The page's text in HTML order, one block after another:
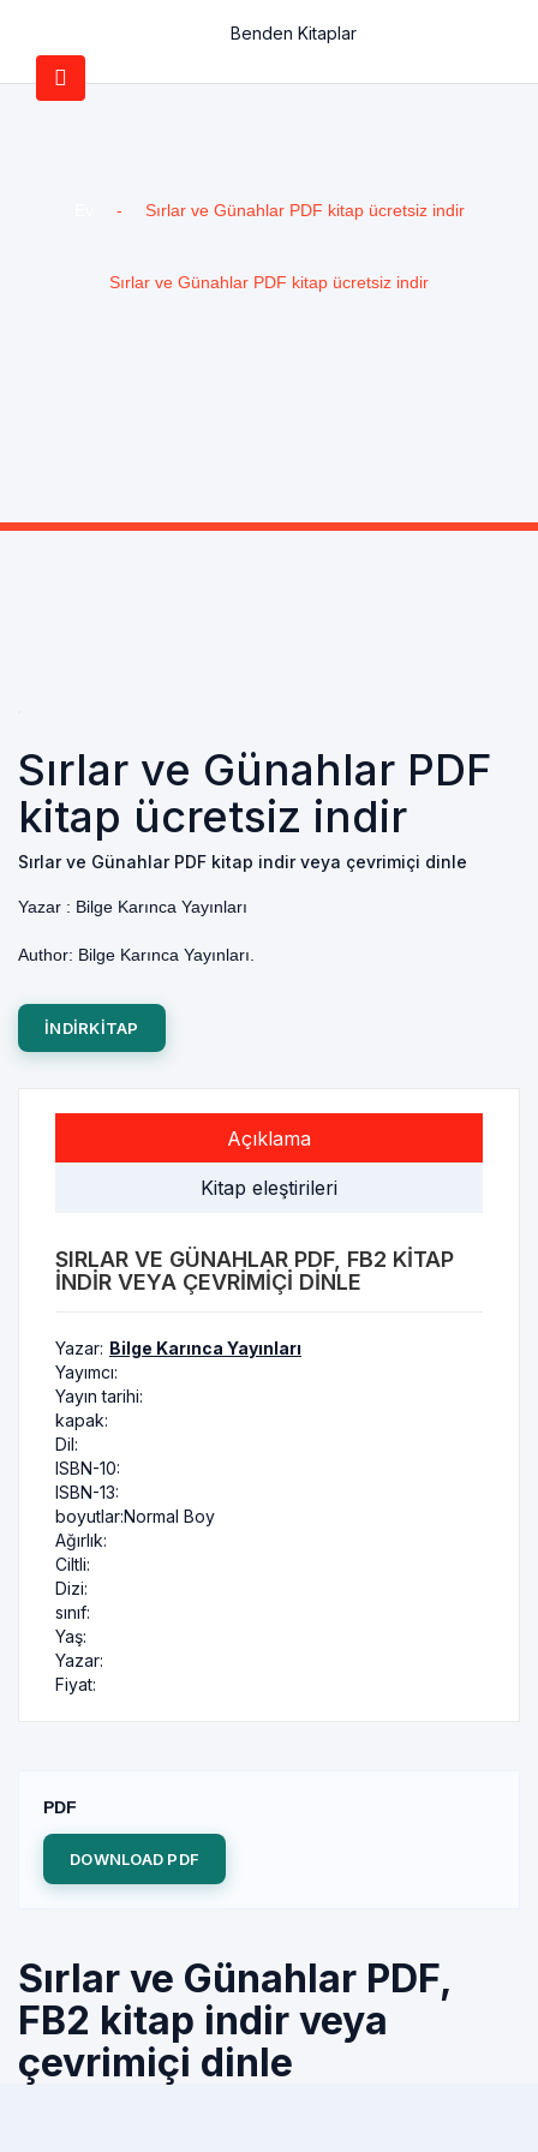
Benden Kitaplar
- Sırlar ve Günahlar PDF kitap ücretsiz indir
Sırlar ve Günahlar PDF kitap ücretsiz indir
Sırlar ve Günahlar PDF
kitap ücretsiz indir
Sırlar ve Günahlar PDF kitap indir veya çevrimiçi dinle
Yazar : Bilge Karınca Yayınları
Author: Bilge Karınca Yayınları.
INDIRKITAP
Açıklama
Kitap eleştirileri
SIRLAR VE GÜNAHLAR PDF, FB2 KITAP
INDIR VEYA ÇEVRIMIÇI DINLE
Yazar: Bilge Karınca Yayınları
Yayımcı:
Yayın tarihi:
kapak:
Dil:
ISBN-10:
ISBN-13:
boyutlar:Normal Boy
Ağırlık:
Ciltli:
Dizi:
sınıf:
Yaş:
Yazar:
Fiyat:
PDF
DOWNLOAD PDF
Sırlar ve Günahlar PDF,
FB2 kitap indir veya
çevrimiçi dinle